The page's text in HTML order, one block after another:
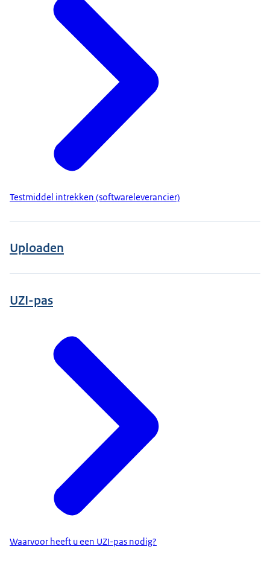
Testmiddel intrekken (softwareleverancier)
Uploaden
UZI-pas
Waarvoor heeft u een UZI-pas nodig?